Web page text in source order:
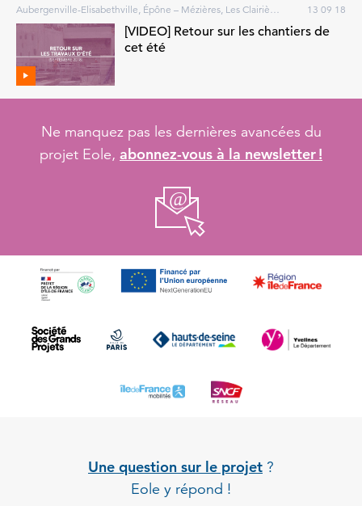
Aubergenville-Elisabethville, Épône – Mézières, Les Clairières de Verneuil, Les Mureaux, Mantes Station, Mantes-la-Jolie, Vernouillet – Verneuil, Villennes-sur-Seine 13 09 18
[VIDEO] Retour sur les chantiers de
cet été
Ne manquez pas les dernières avancées du
projet Eole, abonnez-vous à la newsletter !
Une question sur le projet ?
Eole y répond !